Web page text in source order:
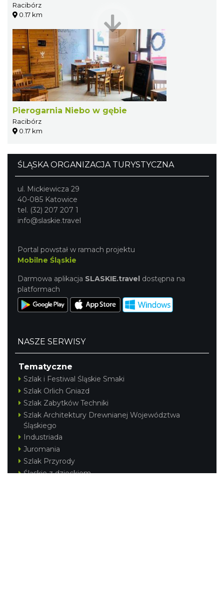
Racibórz
0.17 km
Pierogarnia Niebo w gębie
Racibórz
0.17 km
ŚLĄSKA ORGANIZACJA TURYSTYCZNA
ul. Mickiewicza 29
40-085 Katowice
tel. (32) 207 207 1
info@slaskie.travel
Portal powstał w ramach projektu
Mobilne Śląskie
Darmowa aplikacja SLASKIE.travel dostępna na
platformach
NASZE SERWISY
Tematyczne
Szlak i Festiwal Śląskie Smaki
Szlak Orlich Gniazd
Szlak Zabytków Techniki
Szlak Architektury Drewnianej Województwa
Śląskiego
Industriada
Juromania
Szlak Przyrody
Śląskie z dzieckiem